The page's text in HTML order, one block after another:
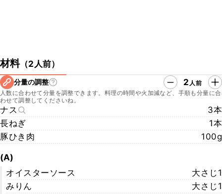
材料（2人前）
分量の調整 2 人前
人数に合わせて分量を調整できます。料理の時間や火加減など、手順も分量に合
わせて調整してくださいね。
ナス
3本
長ねぎ
1本
豚ひき肉
100g
(A)
オイスターソース
大さじ1
みりん
大さじ1